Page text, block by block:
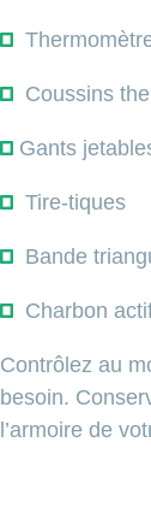
Coussins
Gants
Tire-tiques
Bande
Charbon
Contrôlez au
besoin.
l’armoire de